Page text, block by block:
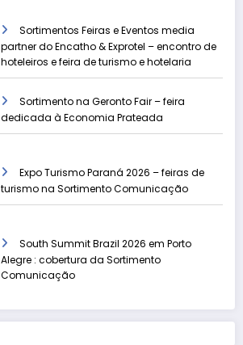
Sortimentos Feiras e Eventos media
partner do Encatho & Exprotel – encontro de
hoteleiros e feira de turismo e hotelaria
Sortimento na Geronto Fair – feira
dedicada à Economia Prateada
Expo Turismo Paraná 2026 – feiras de
turismo na Sortimento Comunicação
South Summit Brazil 2026 em Porto
Alegre : cobertura da Sortimento
Comunicação